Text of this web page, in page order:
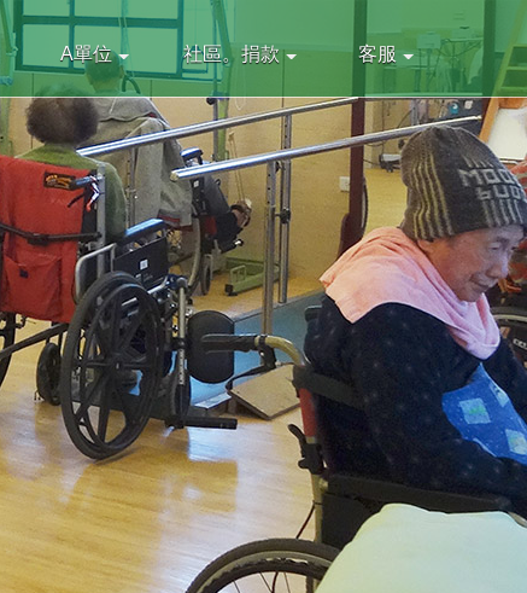
A單位 社區。捐款 客服